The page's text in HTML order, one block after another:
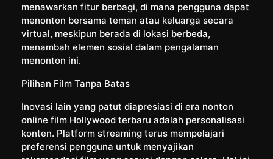
menawarkan fitur berbagi, di mana pengguna dapat
menonton bersama teman atau keluarga secara
virtual, meskipun berada di lokasi berbeda,
menambah elemen sosial dalam pengalaman
menonton ini.
Pilihan Film Tanpa Batas
Inovasi lain yang patut diapresiasi di era nonton
online film Hollywood terbaru adalah personalisasi
konten. Platform streaming terus mempelajari
preferensi pengguna untuk menyajikan